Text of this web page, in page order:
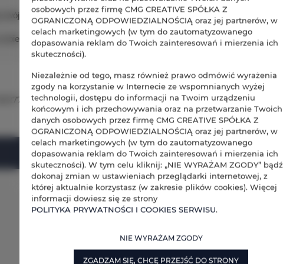
pobyt na ImWald i pozwól lasowi otworzyć przed Tobą swoje
bieżąco z nowościami.
Info@imwald.pl Regulamin Polityka prywatności
osobowych przez firmę CMG CREATIVE SPÓŁKA Z
OGRANICZONĄ ODPOWIEDZIALNOŚCIĄ oraz jej partnerów, w
celach marketingowych (w tym do zautomatyzowanego
dopasowania reklam do Twoich zainteresowań i mierzenia ich
skuteczności).
Niezależnie od tego, masz również prawo odmówić wyrażenia
zgody na korzystanie w Internecie ze wspomnianych wyżej
technologii, dostępu do informacji na Twoim urządzeniu
końcowym i ich przechowywania oraz na przetwarzanie Twoich
danych osobowych przez firmę CMG CREATIVE SPÓŁKA Z
OGRANICZONĄ ODPOWIEDZIALNOŚCIĄ oraz jej partnerów, w
celach marketingowych (w tym do zautomatyzowanego
dopasowania reklam do Twoich zainteresowań i mierzenia ich
skuteczności). W tym celu kliknij: „NIE WYRAŻAM ZGODY” bądź
dokonaj zmian w ustawieniach przeglądarki internetowej, z
której aktualnie korzystasz (w zakresie plików cookies). Więcej
informacji dowiesz się ze strony
POLITYKA PRYWATNOŚCI I COOKIES SERWISU.
NIE WYRAŻAM ZGODY
ZGADZAM SIĘ, CHCĘ PRZEJŚĆ DO STRONY